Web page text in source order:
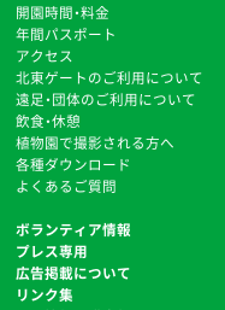
開園時間・料金
年間パスポート
アクセス
北東ゲートのご利用について
遠足・団体のご利用について
飲食・休憩
植物園で撮影される方へ
各種ダウンロード
よくあるご質問
ボランティア情報
プレス専用
広告掲載について
リンク集